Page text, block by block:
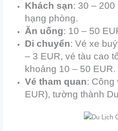
Khách sạn: 30 – 200
hạng phòng.
Ăn uống: 10 – 50
Di chuyển: Vé xe
– 3 EUR, vé tàu cao
khoảng 10 – 50 EUR.
Vé tham quan: Công
EUR), tường thành